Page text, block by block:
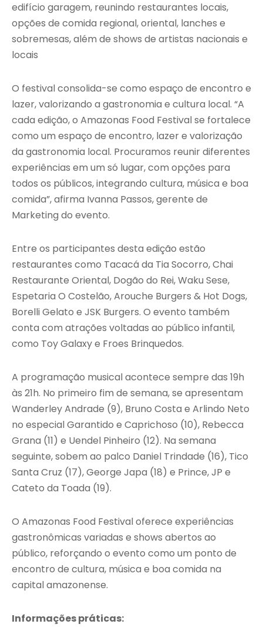
edifício garagem, reunindo restaurantes locais,
opções de comida regional, oriental, lanches e
sobremesas, além de shows de artistas nacionais e
locais
O festival consolida-se como espaço de encontro e
lazer, valorizando a gastronomia e cultura local. “A
cada edição, o Amazonas Food Festival se fortalece
como um espaço de encontro, lazer e valorização
da gastronomia local. Procuramos reunir diferentes
experiências em um só lugar, com opções para
todos os públicos, integrando cultura, música e boa
comida”, afirma Ivanna Passos, gerente de
Marketing do evento.
Entre os participantes desta edição estão
restaurantes como Tacacá da Tia Socorro, Chai
Restaurante Oriental, Dogão do Rei, Waku Sese,
Espetaria O Costelão, Arouche Burgers & Hot Dogs,
Borelli Gelato e JSK Burgers. O evento também
conta com atrações voltadas ao público infantil,
como Toy Galaxy e Froes Brinquedos.
A programação musical acontece sempre das 19h
às 21h. No primeiro fim de semana, se apresentam
Wanderley Andrade (9), Bruno Costa e Arlindo Neto
no especial Garantido e Caprichoso (10), Rebecca
Grana (11) e Uendel Pinheiro (12). Na semana
seguinte, sobem ao palco Daniel Trindade (16), Tico
Santa Cruz (17), George Japa (18) e Prince, JP e
Cateto da Toada (19).
O Amazonas Food Festival oferece experiências
gastronômicas variadas e shows abertos ao
público, reforçando o evento como um ponto de
encontro de cultura, música e boa comida na
capital amazonense.
Informações práticas: